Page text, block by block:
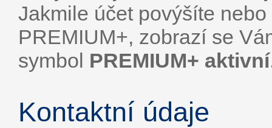
Jakmile účet povýšíte
PREMIUM+, zobrazí se
symbol PREMIUM+ aktivní
Kontaktní údaje